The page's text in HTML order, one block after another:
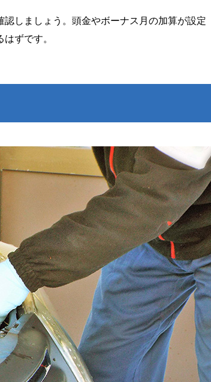
しましょう。頭金やボーナス月の加算が設定
ずです。